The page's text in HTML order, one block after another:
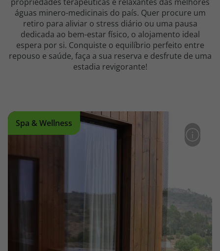
topatlantico@topatlantico.com
águas minero-medicinais do país. Quer procure um
retiro para aliviar o stress diário ou uma pausa
dedicada ao bem-estar físico, o alojamento ideal
espera por si. Conquiste o equilíbrio perfeito entre
repouso e saúde, faça a sua reserva e desfrute de uma
estadia revigorante!
Spa & Wellness